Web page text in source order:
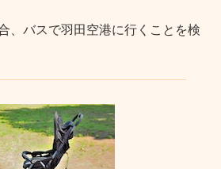
、バスで羽田空港に行くことを検